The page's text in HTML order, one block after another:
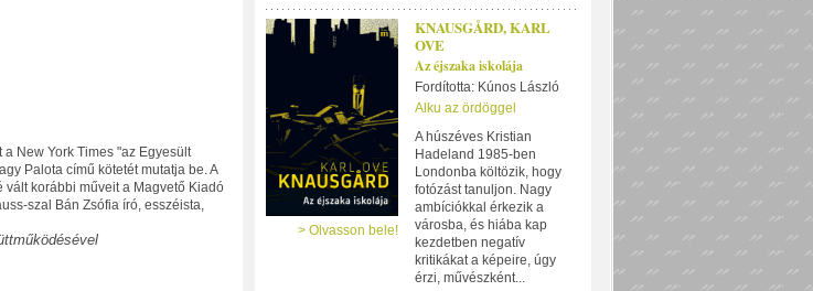
New York Times "az Egyesült
Palota című kötetét mutatja be. A
korábbi műveit a Magvető Kiadó
szal Bán Zsófia író, esszéista,
> Olvasson bele!
KNAUSGÅRD, KARL
OVE
Az éjszaka iskolája
Fordította: Kúnos László
Alku az ördöggel
A húszéves Kristian
Hadeland 1985-ben
Londonba költözik, hogy
fotózást tanuljon. Nagy
ambíciókkal érkezik a
városba, és hiába kap
kezdetben negatív
kritikákat a képeire, úgy
érzi, művészként...